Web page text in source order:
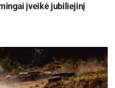
įveikė jubiliejinį